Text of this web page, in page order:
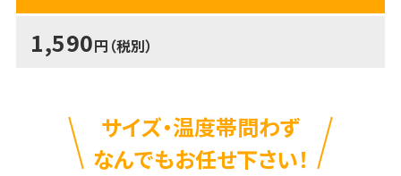
1,590円（税別）
サイズ・温度帯問わず
なんでもお任せ下さい！